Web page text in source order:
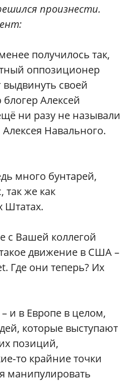
произнести.
получилось так,
оппозиционер
своей
Алексей
ни разу не называли
Навального.
много бунтарей,
так же как
Штатах.
с Вашей коллегой
движение в США –
Где они теперь? Их
и в Европе в целом,
которые выступают
позиций,
крайние точки
манипулировать